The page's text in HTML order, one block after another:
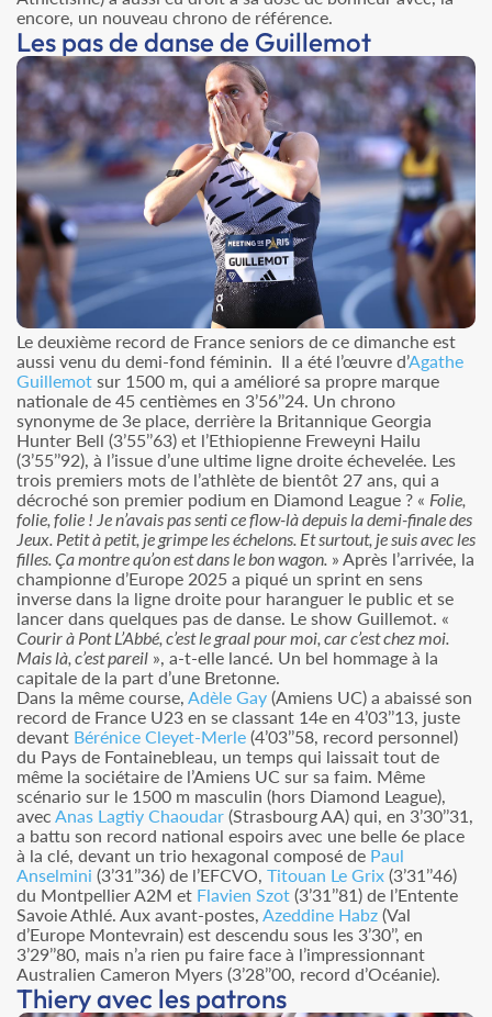
encore, un nouveau chrono de référence.
Les pas de danse de Guillemot
Le deuxième record de France seniors de ce dimanche est
aussi venu du demi-fond féminin. Il a été l’œuvre d’Agathe
Guillemot sur 1500 m, qui a amélioré sa propre marque
nationale de 45 centièmes en 3’56’’24. Un chrono
synonyme de 3e place, derrière la Britannique Georgia
Hunter Bell (3’55’’63) et l’Ethiopienne Freweyni Hailu
(3’55’’92), à l’issue d’une ultime ligne droite échevelée. Les
trois premiers mots de l’athlète de bientôt 27 ans, qui a
décroché son premier podium en Diamond League ? « Folie,
folie, folie ! Je n’avais pas senti ce flow-là depuis la demi-finale des
Jeux. Petit à petit, je grimpe les échelons. Et surtout, je suis avec les
filles. Ça montre qu’on est dans le bon wagon. » Après l’arrivée, la
championne d’Europe 2025 a piqué un sprint en sens
inverse dans la ligne droite pour haranguer le public et se
lancer dans quelques pas de danse. Le show Guillemot. «
Courir à Pont L’Abbé, c’est le graal pour moi, car c’est chez moi.
Mais là, c’est pareil », a-t-elle lancé. Un bel hommage à la
capitale de la part d’une Bretonne.
Dans la même course, Adèle Gay (Amiens UC) a abaissé son
record de France U23 en se classant 14e en 4’03’’13, juste
devant Bérénice Cleyet-Merle (4’03’’58, record personnel)
du Pays de Fontainebleau, un temps qui laissait tout de
même la sociétaire de l’Amiens UC sur sa faim. Même
scénario sur le 1500 m masculin (hors Diamond League),
avec Anas Lagtiy Chaoudar (Strasbourg AA) qui, en 3’30’’31,
a battu son record national espoirs avec une belle 6e place
à la clé, devant un trio hexagonal composé de Paul
Anselmini (3’31’’36) de l’EFCVO, Titouan Le Grix (3’31’’46)
du Montpellier A2M et Flavien Szot (3’31’’81) de l’Entente
Savoie Athlé. Aux avant-postes, Azeddine Habz (Val
d’Europe Montevrain) est descendu sous les 3’30’’, en
3’29’’80, mais n’a rien pu faire face à l’impressionnant
Australien Cameron Myers (3’28’’00, record d’Océanie).
Thiery avec les patrons